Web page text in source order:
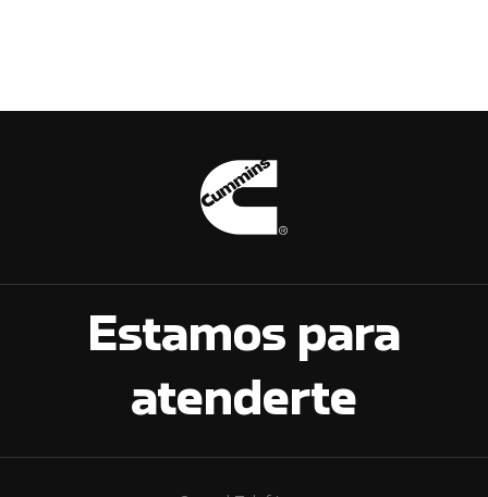
Estamos para
atenderte